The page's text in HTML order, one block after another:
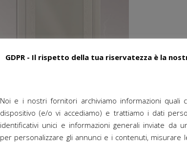
GDPR - Il rispetto della tua riservatezza è la
Noi e i nostri fornitori archiviamo informazioni quali
dispositivo (e/o vi accediamo) e trattiamo i dati
identificativi unici e informazioni generali inviate da
per personalizzare gli annunci e i contenuti, misurare